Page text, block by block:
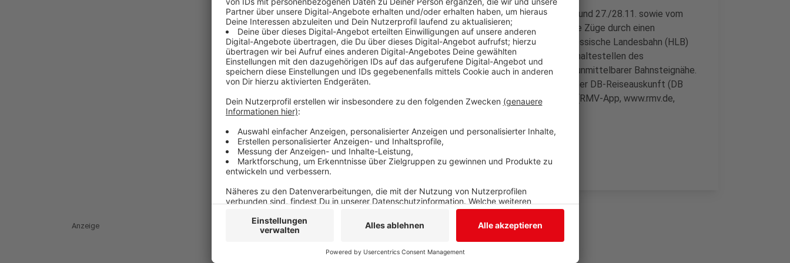
Aufgrund von Bauarbeiten werden in den Nächten vom 26./27.11. und 27./28.11. sowie vom
03./04.12. und 04./05.12.2022 zwischen Haiger und Siegen Hbf die Züge durch einen
Schienenersatzverkehr mit Bussen (SEV) ersetzt. Das teilt die Hessische Landesbahn (HLB)
mit. In den Bussen ist keine Fahrradmitnahme möglich. Die Ersatzhaltestellen des
Schienenersatzverkehrs befinden sich nicht an allen Stationen in unmittelbarer Bahnsteignähe.
Das müssen Reisende einplanen. Der
kann in der DB-Reiseauskunft (DB
Navigator, www.bahn.de, DB-Reisezentren etc.) sowie beim RMV (RMV-App, www.rmv.de,
Anzeige
Anzeige